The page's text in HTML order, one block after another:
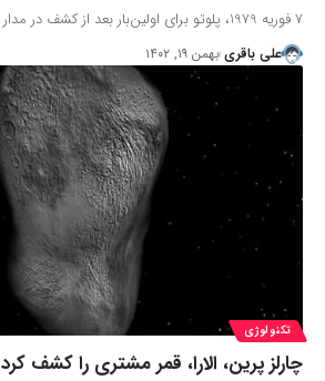
7 فوریه 1979، پلوتو برای اولین‌بار بعد از کشف در مدار نپتون…
علی باقری بهمن ۱۹, ۱۴۰۲
تکنولوژی
چارلز پرین، الارا، قمر مشتری را کشف کرد